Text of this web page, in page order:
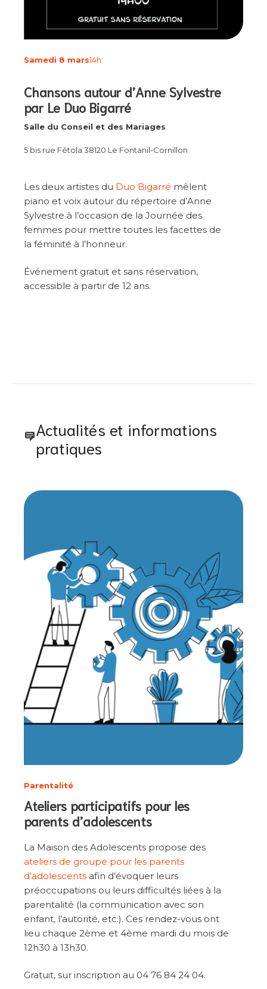
Samedi 8 mars14h
Chansons autour d’Anne Sylvestre
par Le Duo Bigarré
Salle du Conseil et des Mariages
5 bis rue Fétola 38120 Le Fontanil-Cornillon
Les deux artistes du Duo Bigarré mêlent
piano et voix autour du répertoire d’Anne
Sylvestre à l’occasion de la Journée des
femmes pour mettre toutes les facettes de
la féminité à l’honneur.
Événement gratuit et sans réservation,
accessible à partir de 12 ans.
Actualités et informations
pratiques
Parentalité
Ateliers participatifs pour les
parents d’adolescents
La Maison des Adolescents propose des
ateliers de groupe pour les parents
d’adolescents afin d’évoquer leurs
préoccupations ou leurs difficultés liées à la
parentalité (la communication avec son
enfant, l’autorité, etc.). Ces rendez-vous ont
lieu chaque 2ème et 4ème mardi du mois de
12h30 à 13h30.
Gratuit, sur inscription au 04 76 84 24 04.